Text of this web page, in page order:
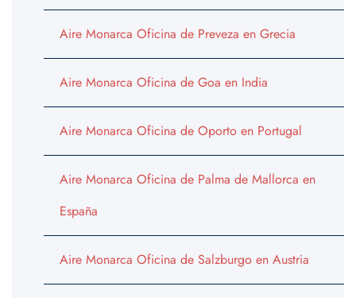
Aire Monarca Oficina de Preveza en Grecia
Aire Monarca Oficina de Goa en India
Aire Monarca Oficina de Oporto en Portugal
Aire Monarca Oficina de Palma de Mallorca en
España
Aire Monarca Oficina de Salzburgo en Austria